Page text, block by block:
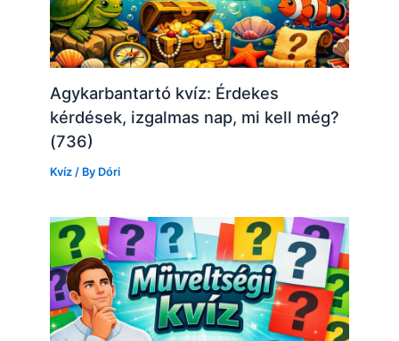
Agykarbantartó kvíz: Érdekes
kérdések, izgalmas nap, mi kell még?
(736)
Kvíz / By Dóri